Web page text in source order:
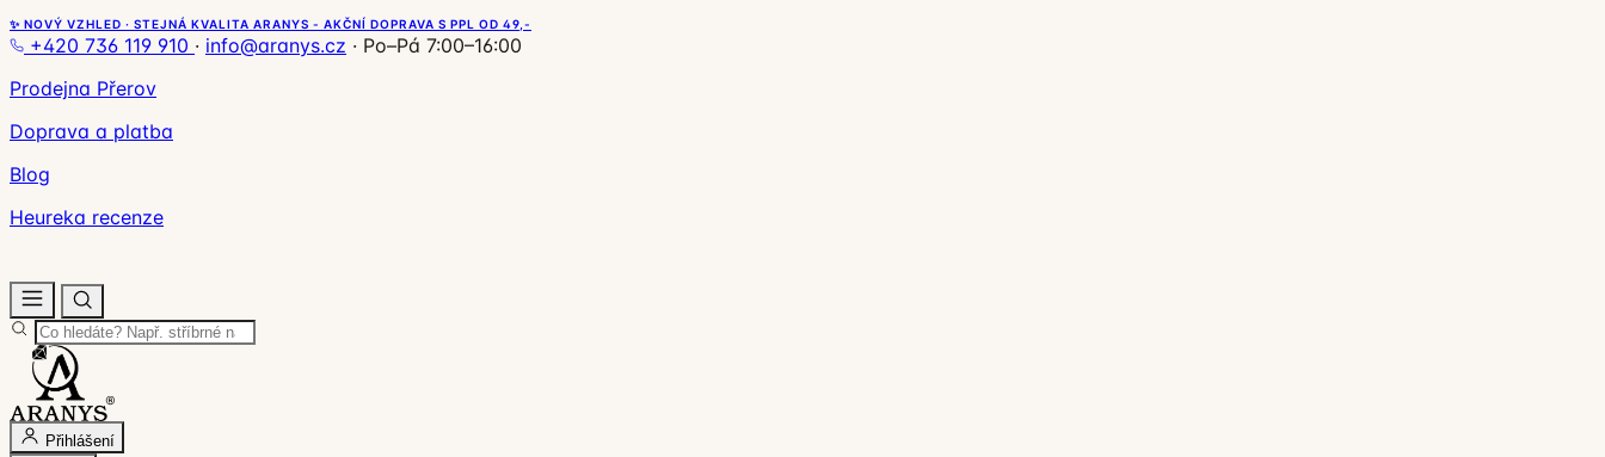
✨ NOVÝ VZHLED · STEJNÁ KVALITA ARANYS - AKČNÍ DOPRAVA S PPL OD 49,-
+420 736 119 910 · info@aranys.cz · Po–Pá 7:00–16:00
Prodejna Přerov
Doprava a platba
Blog
Heureka recenze
Přihlášení